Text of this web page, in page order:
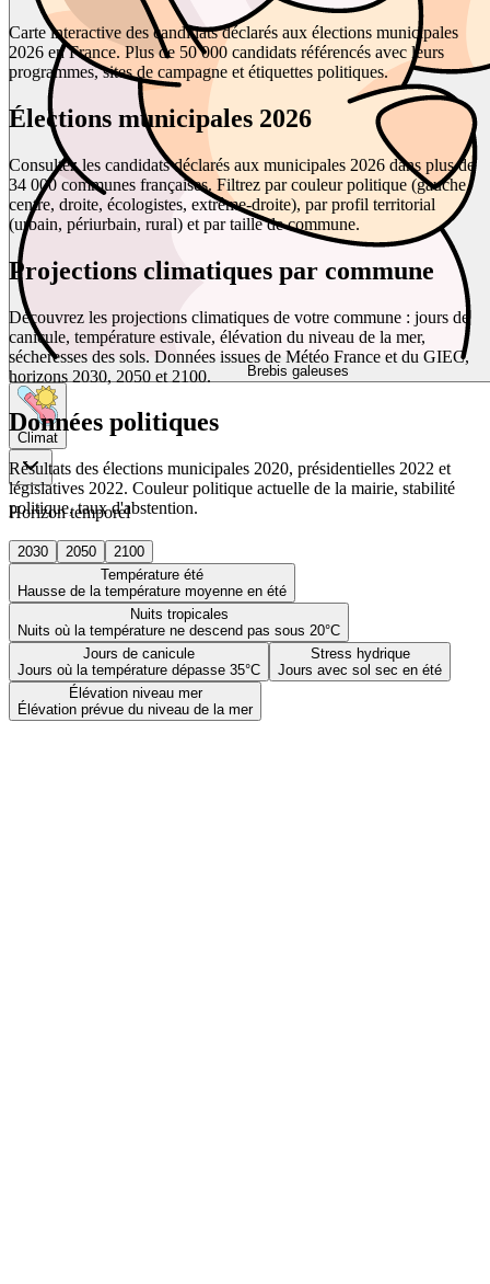
Brebis galeuses
Climat
Horizon temporel
2030 2050
2100
Température été
Hausse de la température moyenne en été
Nuits tropicales
Nuits où la température ne descend pas sous 20°C
Jours de canicule
Jours où la température dépasse 35°C
Stress hydrique
Jours avec sol sec en été
Élévation niveau mer
Élévation prévue du niveau de la mer
Carte interactive des candidats déclarés aux élections municipales
2026 en France. Plus de 50 000 candidats référencés avec leurs
programmes, sites de campagne et étiquettes politiques.
Élections municipales 2026
Consultez les candidats déclarés aux municipales 2026 dans plus de
34 000 communes françaises. Filtrez par couleur politique (gauche,
centre, droite, écologistes, extrême-droite), par profil territorial
(urbain, périurbain, rural) et par taille de commune.
Projections climatiques par commune
Découvrez les projections climatiques de votre commune : jours de
canicule, température estivale, élévation du niveau de la mer,
sécheresses des sols. Données issues de Météo France et du GIEC,
horizons 2030, 2050 et 2100.
Données politiques
Résultats des élections municipales 2020, présidentielles 2022 et
législatives 2022. Couleur politique actuelle de la mairie, stabilité
politique, taux d'abstention.